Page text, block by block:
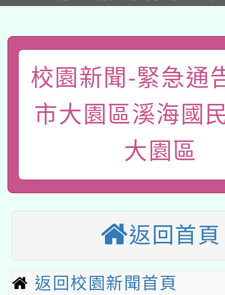
本館辦理115年度閱讀
暨閱讀推動專業研習
科技賦能─人工智慧
礎課程
A3數位素養講師名單
「數位內容與教學軟體
pilot」
有關大陸委員會函釋公
薪期間赴陸應申請許可
轉知經濟部水利署委託
業技術研究院辦理「
用水績優單位及節水達
115年8月22日(星期六
桃園市孔廟祈福系列
開 智慧啟航」
本校115學年度第2次
招甄選結果公告(無人
招)
適應運動共學行動站研
本館辦理115年度閱讀
暨閱讀推動專業研習
科技賦能─人工智慧
校園新聞-緊急通
市大園區溪海國
大園區
返回首頁
返回校園新聞首頁